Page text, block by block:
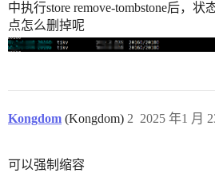
中执行store remove-tombstone后，
点怎么删掉呢
Kongdom (Kongdom) 2025 年1 月
2
可以强制缩容